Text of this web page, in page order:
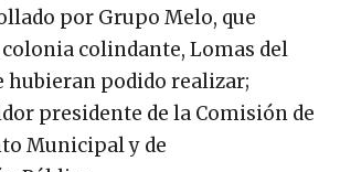
por Grupo Melo, que
colindante, Lomas del
hubieran podido realizar;
presidente de la Comisión de
Municipal y de